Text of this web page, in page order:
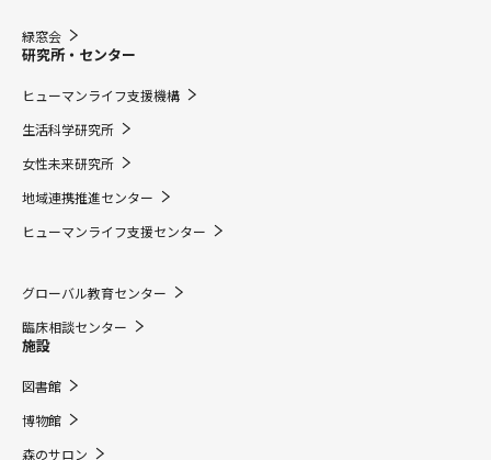
緑窓会
研究所・センター
ヒューマンライフ支援機構
生活科学研究所
女性未来研究所
地域連携推進センター
ヒューマンライフ支援センター
グローバル教育センター
臨床相談センター
施設
図書館
博物館
森のサロン